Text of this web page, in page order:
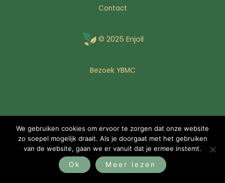
Contact
© 2025 Enjoil
Bezoek YBMC
We gebruiken cookies om ervoor te zorgen dat onze website
zo soepel mogelijk draait. Als je doorgaat met het gebruiken
van de website, gaan we er vanuit dat je ermee instemt.
Ok
Meer lezen